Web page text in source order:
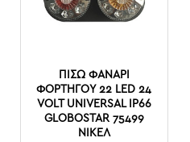
ΠΊΣΩ ΦΑΝΆΡΙ
ΦΟΡΤΗΓΟΎ 22 LED 24
VOLT UNIVERSAL IP66
GLOBOSTAR 75499
ΝΊΚΕΛ